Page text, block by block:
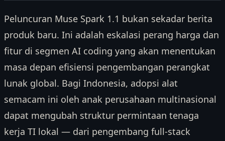
Peluncuran Muse Spark 1.1 bukan sekadar berita
produk baru. Ini adalah eskalasi perang harga dan
fitur di segmen AI coding yang akan menentukan
masa depan efisiensi pengembangan perangkat
lunak global. Bagi Indonesia, adopsi alat
semacam ini oleh anak perusahaan multinasional
dapat mengubah struktur permintaan tenaga
kerja TI lokal — dari pengembang full-stack